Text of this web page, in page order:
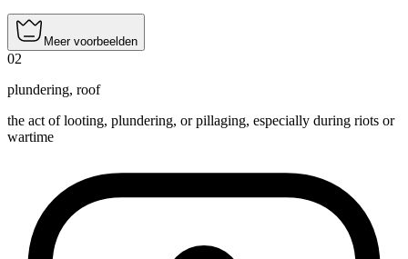
Meer voorbeelden
02
plundering, roof
the act of looting, plundering, or pillaging, especially during riots or
wartime